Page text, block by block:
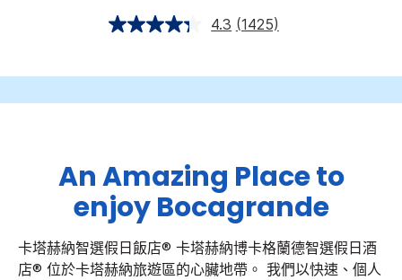
4.3 (1425)
An Amazing Place to
enjoy Bocagrande
卡塔赫納智選假日飯店® 卡塔赫納博卡格蘭德智選假日酒
店® 位於卡塔赫納旅遊區的心臟地帶。 我們以快速、個人